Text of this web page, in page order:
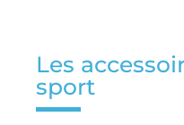
Les
sport